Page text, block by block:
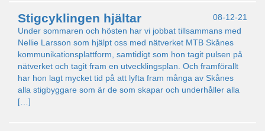
08-12-21
Stigcyklingen hjältar
Under sommaren och hösten har vi jobbat tillsammans med
Nellie Larsson som hjälpt oss med nätverket MTB Skånes
kommunikationsplattform, samtidigt som hon tagit pulsen på
nätverket och tagit fram en utvecklingsplan. Och framförallt
har hon lagt mycket tid på att lyfta fram många av Skånes
alla stigbyggare som är de som skapar och underhåller alla
[…]